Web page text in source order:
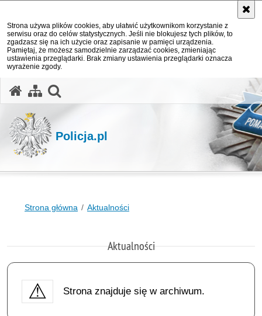
Strona używa plików cookies, aby ułatwić użytkownikom korzystanie z
serwisu oraz do celów statystycznych. Jeśli nie blokujesz tych plików, to
zgadzasz się na ich użycie oraz zapisanie w pamięci urządzenia.
Pamiętaj, że możesz samodzielnie zarządzać cookies, zmieniając
ustawienia przeglądarki. Brak zmiany ustawienia przeglądarki oznacza
wyrażenie zgody.
Policja.pl
Strona główna Aktualności
Aktualności
Strona znajduje się w archiwum.